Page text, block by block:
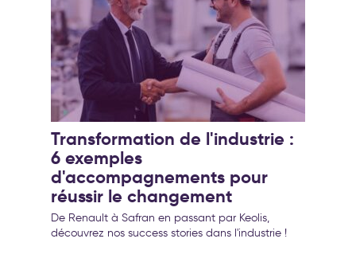
Transformation de l'industrie :
6 exemples
d'accompagnements pour
réussir le changement
De Renault à Safran en passant par Keolis,
découvrez nos success stories dans l'industrie !